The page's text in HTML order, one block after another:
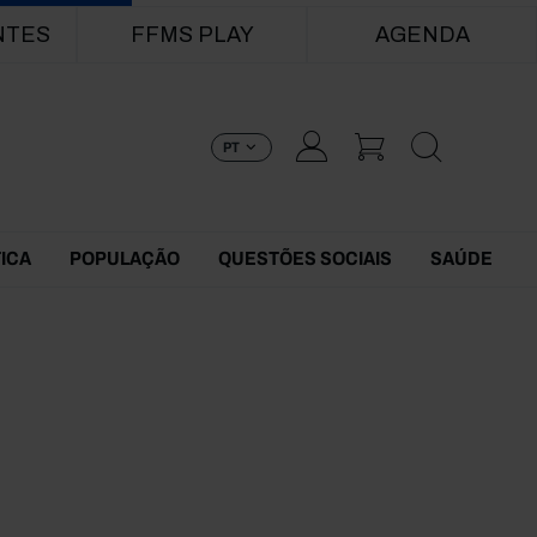
FFMS PLAY AGENDA
PT
POPULAÇÃO QUESTÕES SOCIAIS SAÚDE